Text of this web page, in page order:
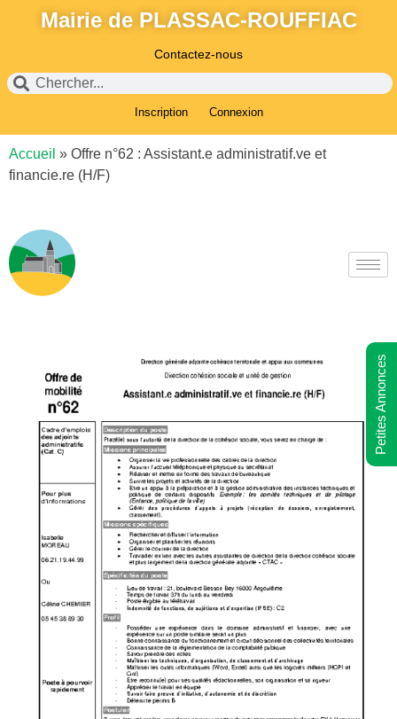
Mairie de PLASSAC-ROUFFIAC
Contactez-nous
Inscription Connexion
Accueil » Offre n°62 : Assistant.e administratif.ve et
financie.re (H/F)
Petites Annonces